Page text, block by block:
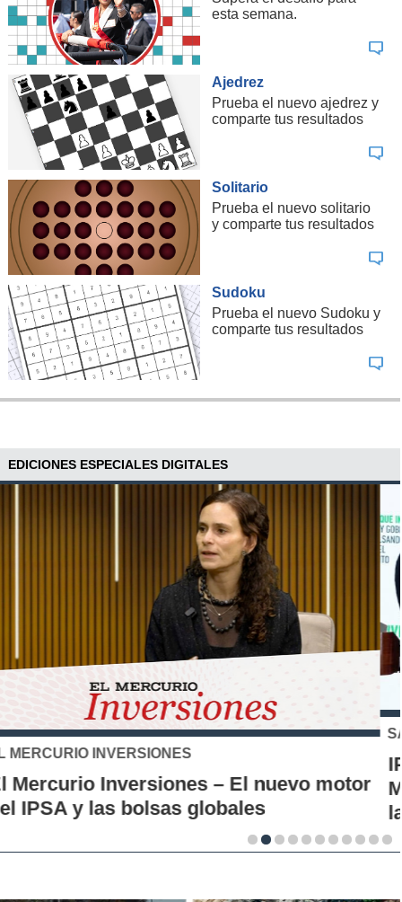
esta semana.
Ajedrez
Prueba el nuevo ajedrez y
comparte tus resultados
Solitario
Prueba el nuevo solitario
y comparte tus resultados
Sudoku
Prueba el nuevo Sudoku y
comparte tus resultados
EDICIONES ESPECIALES DIGITALES
SANTO TOMÁS
IP-CFT Santo Tomás y Red de Hubs
Municipales firman alianza para impulsar
la innovación en los territorios